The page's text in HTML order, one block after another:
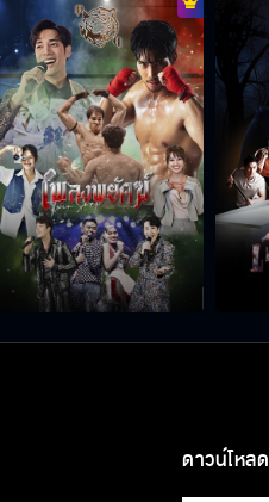
ดาวน์โหลด